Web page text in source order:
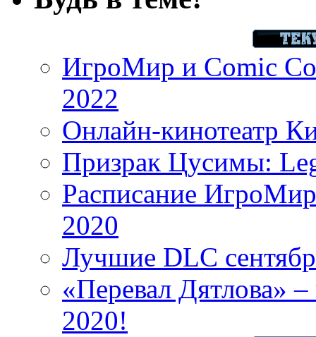
ИгроМир и Comic
2022
Онлайн-кинотеатр
Призрак Цусимы:
Расписание
2020
Лучшие DLC
«Перевал Дятлова»
2020!